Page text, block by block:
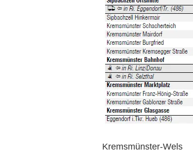
Kremsmünster-Wels